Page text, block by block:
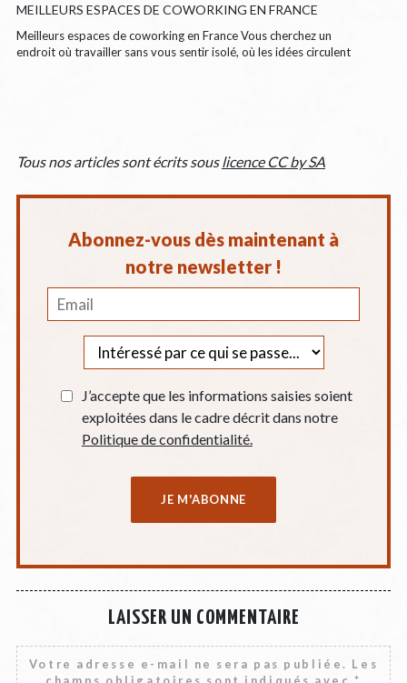
MEILLEURS ESPACES DE COWORKING EN FRANCE
Meilleurs espaces de coworking en France Vous cherchez un
endroit où travailler sans vous sentir isolé, où les idées circulent
Tous nos articles sont écrits sous licence CC by SA
Abonnez-vous dès maintenant à
notre newsletter !
J’accepte que les informations saisies soient
exploitées dans le cadre décrit dans notre
Politique de confidentialité.
LAISSER UN COMMENTAIRE
Votre adresse e-mail ne sera pas publiée. Les